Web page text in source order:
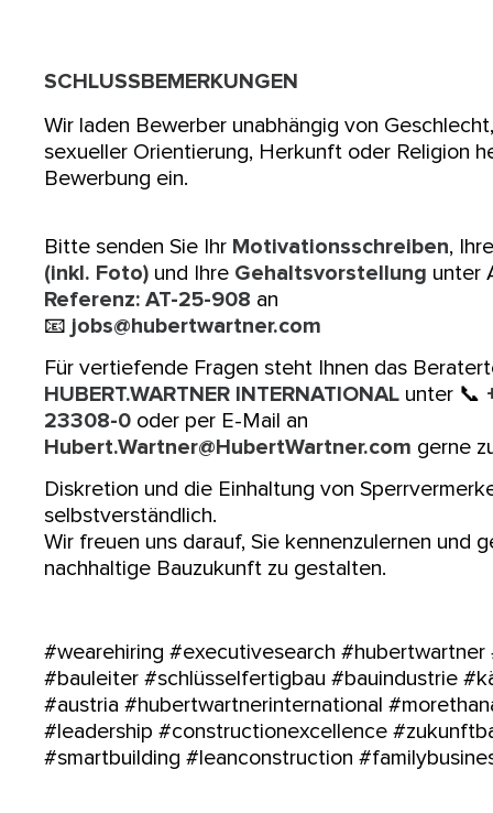
SCHLUSSBEMERKUNGEN
Wir laden Bewerber unabhängig von
sexueller Orientierung, Herkunft oder Religion
Bewerbung ein.
Bitte senden Sie Ihr Motivationsschreiben,
(inkl. Foto) und Ihre Gehaltsvorstellung unter
Referenz: AT-25-908 an
📧 jobs@hubertwartner.com
Für vertiefende Fragen steht Ihnen das
HUBERT.WARTNER INTERNATIONAL unter 📞
23308-0 oder per E-Mail an
Hubert.Wartner@HubertWartner.com gerne
Diskretion und die Einhaltung von
selbstverständlich.
Wir freuen uns darauf, Sie kennenzulernen und
nachhaltige Bauzukunft zu gestalten.
#wearehiring #executivesearch
#bauleiter #schlüsselfertigbau #bauindustrie
#austria #hubertwartnerinternational
#leadership #constructionexcellence
#smartbuilding #leanconstruction